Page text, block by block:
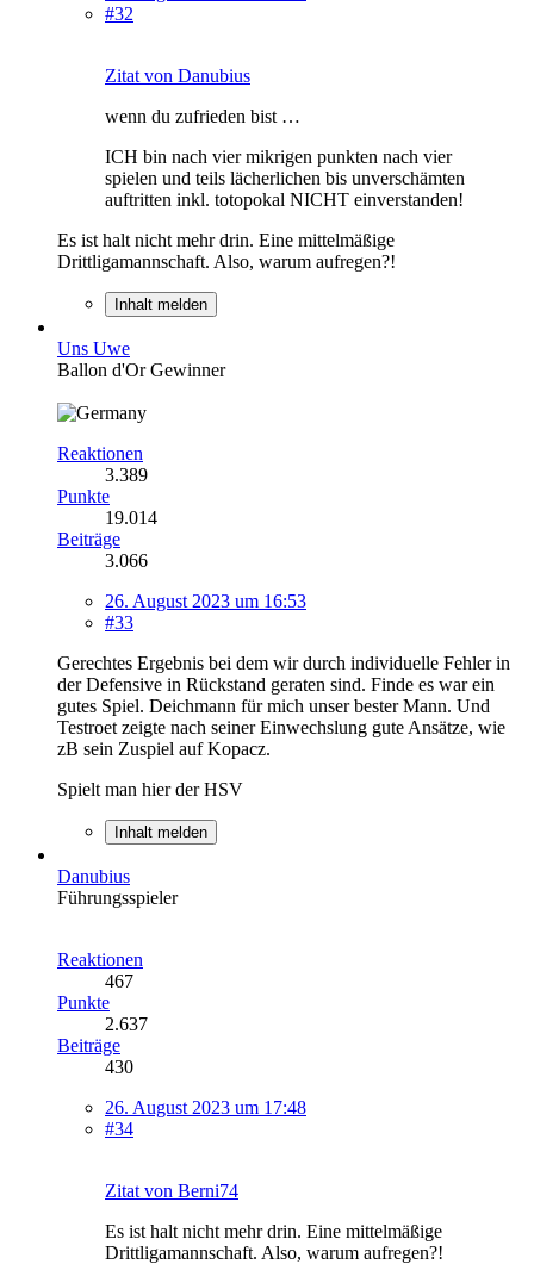
#32
Zitat von Danubius
wenn du zufrieden bist …
ICH bin nach vier mikrigen punkten nach vier
spielen und teils lächerlichen bis unverschämten
auftritten inkl. totopokal NICHT einverstanden!
Es ist halt nicht mehr drin. Eine mittelmäßige
Drittligamannschaft. Also, warum aufregen?!
Inhalt melden
Uns Uwe
Ballon d'Or Gewinner
Reaktionen
3.389
Punkte
19.014
Beiträge
3.066
26. August 2023 um 16:53
#33
Gerechtes Ergebnis bei dem wir durch individuelle Fehler in
der Defensive in Rückstand geraten sind. Finde es war ein
gutes Spiel. Deichmann für mich unser bester Mann. Und
Testroet zeigte nach seiner Einwechslung gute Ansätze, wie
zB sein Zuspiel auf Kopacz.
Spielt man hier der HSV
Inhalt melden
Danubius
Führungsspieler
Reaktionen
467
Punkte
2.637
Beiträge
430
26. August 2023 um 17:48
#34
Zitat von Berni74
Es ist halt nicht mehr drin. Eine mittelmäßige
Drittligamannschaft. Also, warum aufregen?!